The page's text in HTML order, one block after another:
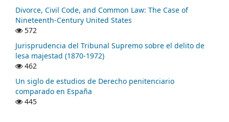
Divorce, Civil Code, and Common Law: The Case of
Nineteenth-Century United States
572
Jurisprudencia del Tribunal Supremo sobre el delito de
lesa majestad (1870-1972)
462
Un siglo de estudios de Derecho penitenciario
comparado en España
445